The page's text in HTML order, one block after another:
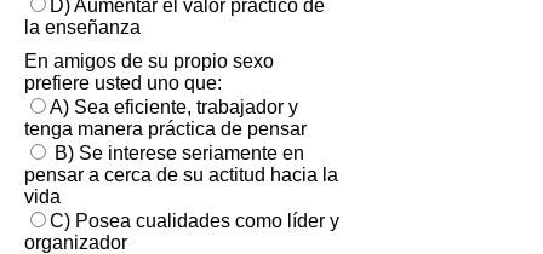
D) Aumentar el valor práctico de
la enseñanza
En amigos de su propio sexo
prefiere usted uno que:
A) Sea eficiente, trabajador y
tenga manera práctica de pensar
B) Se interese seriamente en
pensar a cerca de su actitud hacia la
vida
C) Posea cualidades como líder y
organizador